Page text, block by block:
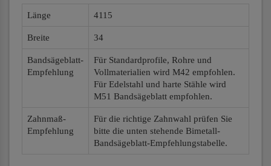
Länge 4115
Breite 34
Bandsägeblatt-
Empfehlung
Für Standardprofile, Rohre und
Vollmaterialien wird M42 empfohlen.
Für Edelstahl und harte Stähle wird
M51 Bandsägeblatt empfohlen.
Zahnmaß-
Empfehlung
Für die richtige Zahnwahl prüfen Sie
bitte die unten stehende Bimetall-
Bandsägeblatt-Empfehlungstabelle.